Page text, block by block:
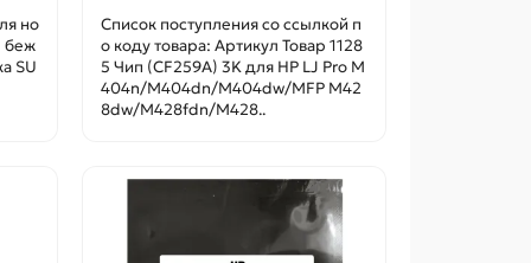
но
беж
SU
Список поступления со ссылкой п
о коду товара: Артикул Товар 1128
5 Чип (CF259A) 3K для HP LJ Pro M
404n/M404dn/M404dw/MFP M42
8dw/M428fdn/M428..